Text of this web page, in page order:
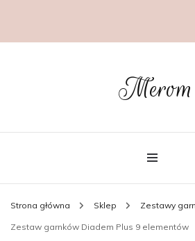
Merom
Strona główna Sklep Zestawy
Zestaw garnków Diadem Plus 9 elementów